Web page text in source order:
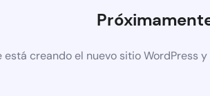
está creando el nuevo sitio WordPress